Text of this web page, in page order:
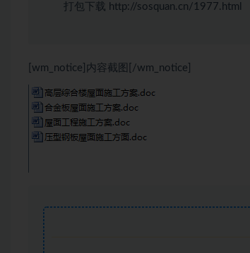
打包下载 http://sosquan.cn/1977.html
[wm_notice]内容截图[/wm_notice]